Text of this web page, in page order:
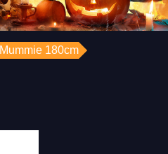
Mummie 180cm